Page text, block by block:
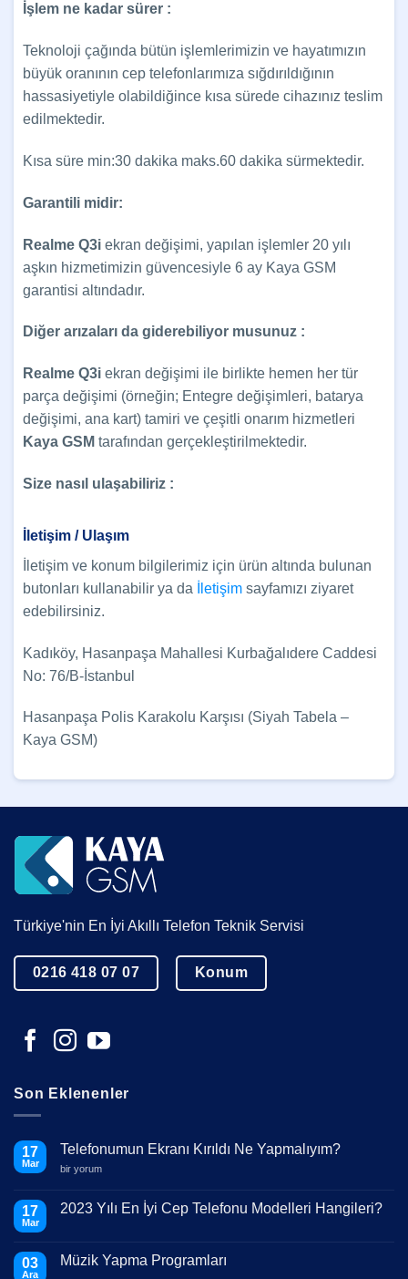
İşlem ne kadar sürer :
Teknoloji çağında bütün işlemlerimizin ve hayatımızın
büyük oranının cep telefonlarımıza sığdırıldığının
hassasiyetiyle olabildiğince kısa sürede cihazınız teslim
edilmektedir.
Kısa süre min:30 dakika maks.60 dakika sürmektedir.
Garantili midir:
Realme Q3i ekran değişimi, yapılan işlemler 20 yılı
aşkın hizmetimizin güvencesiyle 6 ay Kaya GSM
garantisi altındadır.
Diğer arızaları da giderebiliyor musunuz :
Realme Q3i ekran değişimi ile birlikte hemen her tür
parça değişimi (örneğin; Entegre değişimleri, batarya
değişimi, ana kart) tamiri ve çeşitli onarım hizmetleri
Kaya GSM tarafından gerçekleştirilmektedir.
Size nasıl ulaşabiliriz :
İletişim / Ulaşım
İletişim ve konum bilgilerimiz için ürün altında bulunan
butonları kullanabilir ya da
İletişim sayfamızı ziyaret
edebilirsiniz.
Kadıköy, Hasanpaşa Mahallesi Kurbağalıdere Caddesi
No: 76/B-İstanbul
Hasanpaşa Polis Karakolu Karşısı (Siyah Tabela –
Kaya GSM)
Türkiye'nin En İyi Akıllı Telefon Teknik Servisi
0216 418 07 07 Konum
Son Eklenenler
17
Mar
Telefonumun Ekranı Kırıldı Ne Yapmalıyım?
Telefonumun
Ne
Yapmalıyım?
bir yorum
17
Mar
2023 Yılı En İyi Cep Telefonu Modelleri Hangileri?
Yılı
03
Ara
Müzik Yapma Programları